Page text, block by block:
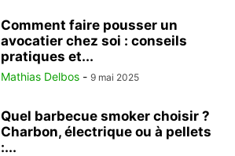
Comment faire pousser un
avocatier chez soi : conseils
pratiques et...
Mathias Delbos - 9 mai 2025
Quel barbecue smoker choisir ?
Charbon, électrique ou à pellets
:...